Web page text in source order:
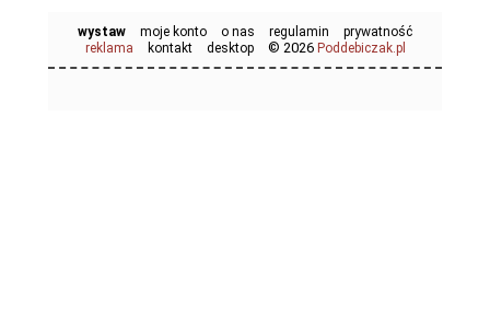
wystaw moje konto o nas regulamin
prywatność
reklama
kontakt desktop © 2026 Poddebiczak.pl